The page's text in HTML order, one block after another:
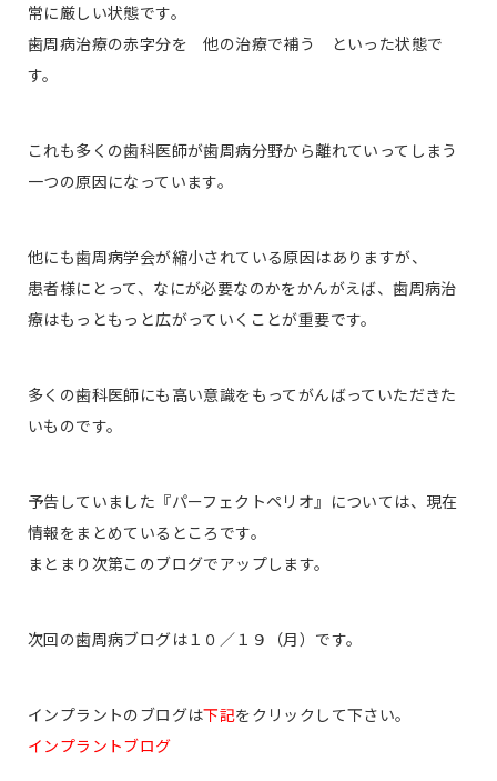
常に厳しい状態です。
歯周病治療の赤字分を 他の治療で補う といった状態で
す。
これも多くの歯科医師が歯周病分野から離れていってしまう
一つの原因になっています。
他にも歯周病学会が縮小されている原因はありますが、
患者様にとって、なにが必要なのかをかんがえば、歯周病治
療はもっともっと広がっていくことが重要です。
多くの歯科医師にも高い意識をもってがんばっていただきた
いものです。
予告していました『パーフェクトペリオ』については、現在
情報をまとめているところです。
まとまり次第このブログでアップします。
次回の歯周病ブログは１０／１９（月）です。
インプラントのブログは下記をクリックして下さい。
インプラントブログ